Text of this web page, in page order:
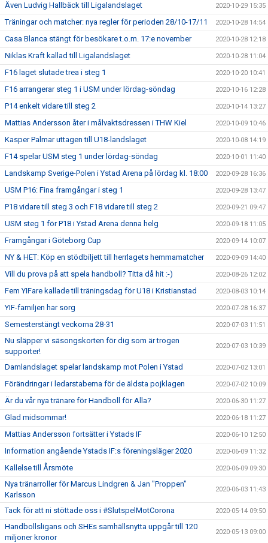
Även Ludvig Hallbäck till Ligalandslaget 2020-10-29 15:35
Träningar och matcher: nya regler för perioden 28/10-17/11 2020-10-28 14:54
Casa Blanca stängt för besökare t.o.m. 17:e november 2020-10-28 12:18
Niklas Kraft kallad till Ligalandslaget 2020-10-28 11:04
F16 laget slutade trea i steg 1 2020-10-20 10:41
F16 arrangerar steg 1 i USM under lördag-söndag 2020-10-16 12:28
P14 enkelt vidare till steg 2 2020-10-14 13:27
Mattias Andersson åter i målvaktsdressen i THW Kiel 2020-10-09 10:46
Kasper Palmar uttagen till U18-landslaget 2020-10-08 14:19
F14 spelar USM steg 1 under lördag-söndag 2020-10-01 11:40
Landskamp Sverige-Polen i Ystad Arena på lördag kl. 18:00 2020-09-28 16:36
USM P16: Fina framgångar i steg 1 2020-09-28 13:47
P18 vidare till steg 3 och F18 vidare till steg 2 2020-09-21 09:47
USM steg 1 för P18 i Ystad Arena denna helg 2020-09-18 11:05
Framgångar i Göteborg Cup 2020-09-14 10:07
NY & HET: Köp en stödbiljett till herrlagets hemmamatcher 2020-09-09 14:40
Vill du prova på att spela handboll? Titta då hit :-) 2020-08-26 12:02
Fem YIFare kallade till träningsdag för U18 i Kristianstad 2020-08-03 10:14
YIF-familjen har sorg 2020-07-28 16:37
Semesterstängt veckorna 28-31 2020-07-03 11:51
Nu släpper vi säsongskorten för dig som är trogen
supporter!
2020-07-03 10:39
Damlandslaget spelar landskamp mot Polen i Ystad 2020-07-02 13:01
Förändringar i ledarstaberna för de äldsta pojklagen 2020-07-02 10:09
Är du vår nya tränare för Handboll för Alla? 2020-06-30 11:27
Glad midsommar! 2020-06-18 11:27
Mattias Andersson fortsätter i Ystads IF 2020-06-10 12:50
Information angående Ystads IF:s föreningsläger 2020 2020-06-09 11:32
Kallelse till Årsmöte 2020-06-09 09:30
Nya tränarroller för Marcus Lindgren & Jan "Proppen"
Karlsson
2020-06-03 11:43
Tack för att ni stöttade oss i #SlutspelMotCorona 2020-05-14 09:50
Handbollsligans och SHEs samhällsnytta uppgår till 120
miljoner kronor
2020-05-13 09:00